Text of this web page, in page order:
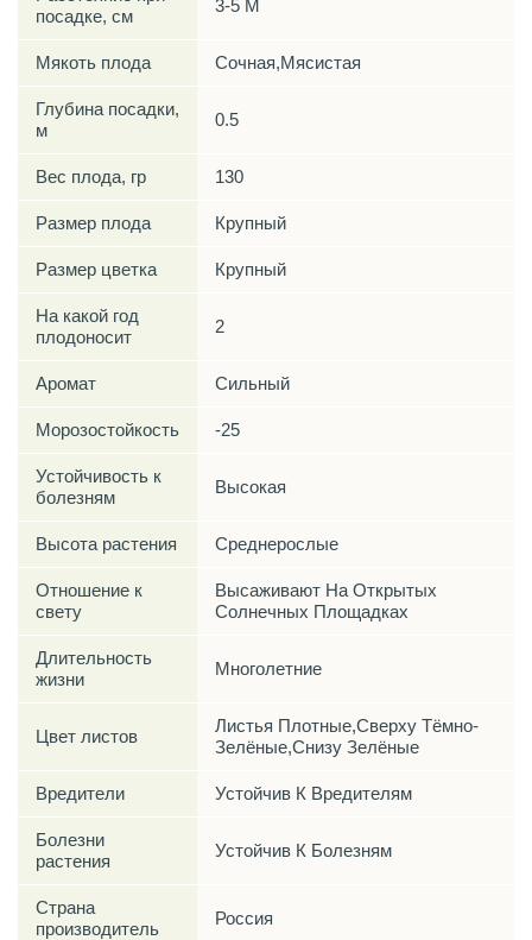
посадке, см
3-5 М
Мякоть плода Сочная,Мясистая
Глубина посадки,
м
0.5
Вес плода, гр 130
Размер плода Крупный
Размер цветка Крупный
На какой год
плодоносит
2
Аромат Сильный
Морозостойкость -25
Устойчивость к
болезням
Высокая
Высота растения Среднерослые
Отношение к
свету
Высаживают На Открытых
Солнечных Площадках
Длительность
жизни
Многолетние
Цвет листов
Листья Плотные,Сверху Тёмно-
Зелёные,Снизу Зелёные
Вредители Устойчив К Вредителям
Болезни
растения
Устойчив К Болезням
Страна
производитель
Россия